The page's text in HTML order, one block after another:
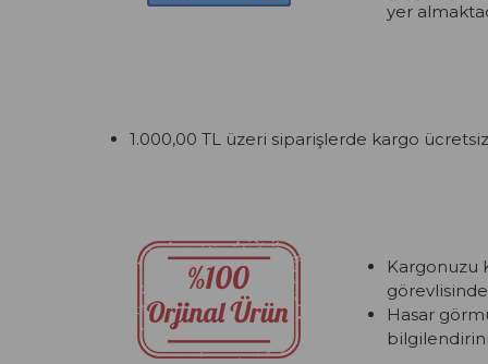
yer
1.000,00 TL üzeri siparişlerde kargo
Kargonuzu
Hasar